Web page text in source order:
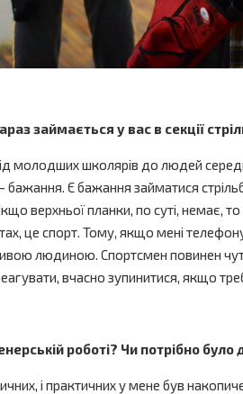
займається у вас в секції
молодших школярів до людей
– бажання. Є бажання займатися
верхньої планки, по суті,
це спорт. Тому, якщо мені
людиною. Спортсмен повинен
вчасно зупинитися, якщо
роботі? Чи потрібно
і практичних у мене був